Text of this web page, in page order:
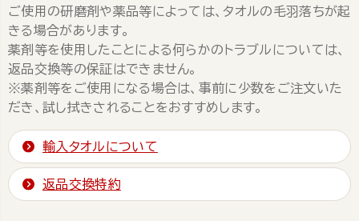
ご使用の研磨剤や薬品等によっては、タオルの毛羽落ちが起
きる場合があります。
薬剤等を使用したことによる何らかのトラブルについては、
返品交換等の保証はできません。
※薬剤等をご使用になる場合は、事前に少数をご注文いた
だき、試し拭きされることをおすすめします。
輸入タオルについて
返品交換特約